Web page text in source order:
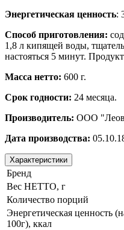
Энергетическая ценность:
Способ приготовления:
1,8 л кипящей воды,
настояться 5 минут.
Масса нетто: 600 г.
Срок годности: 24 месяца.
Производитель: ООО
Дата производства:
Характеристики
Бренд
Вес НЕТТО, г
Количество порций
Энергетическая ценность
100г), ккал